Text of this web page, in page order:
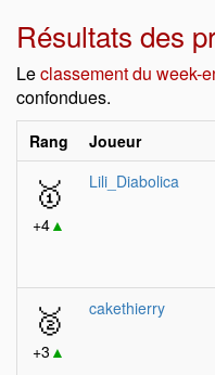
Résultats des
Leclassement du week-
confondues.
Rang Joueur
🥇
+4▲
Lili_Diabolica
🥈
+3 ▲
cakethierry